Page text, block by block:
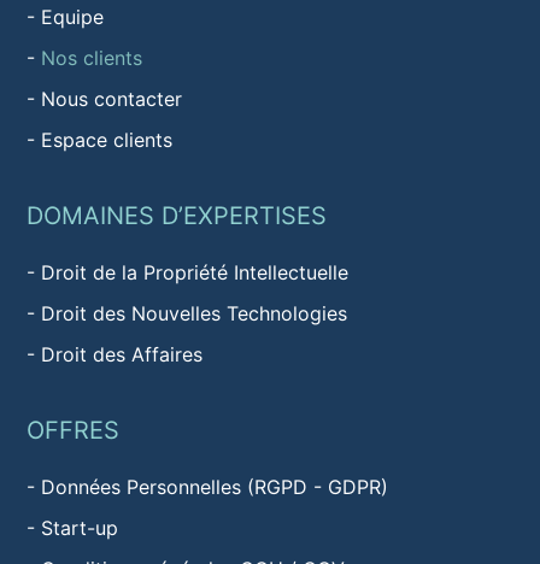
- Equipe
- Nos clients
- Nous contacter
- Espace clients
DOMAINES D’EXPERTISES
- Droit de la Propriété Intellectuelle
- Droit des Nouvelles Technologies
- Droit des Affaires
OFFRES
- Données Personnelles (RGPD - GDPR)
- Start-up